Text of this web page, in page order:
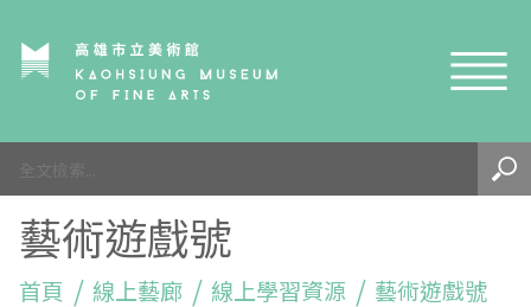
網站導覽
參觀資訊
參觀須知
展覽與活動
藝術遊戲號
首頁 線上藝廊 線上學習資源 藝術遊戲號